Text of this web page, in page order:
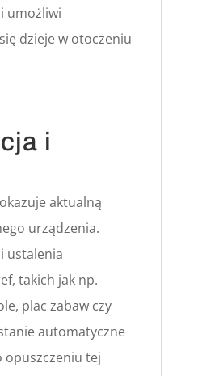
umożliwi
dzieje w otoczeniu
i
aktualną
urządzenia.
ustalenia
takich jak np.
plac zabaw czy
automatyczne
opuszczeniu tej